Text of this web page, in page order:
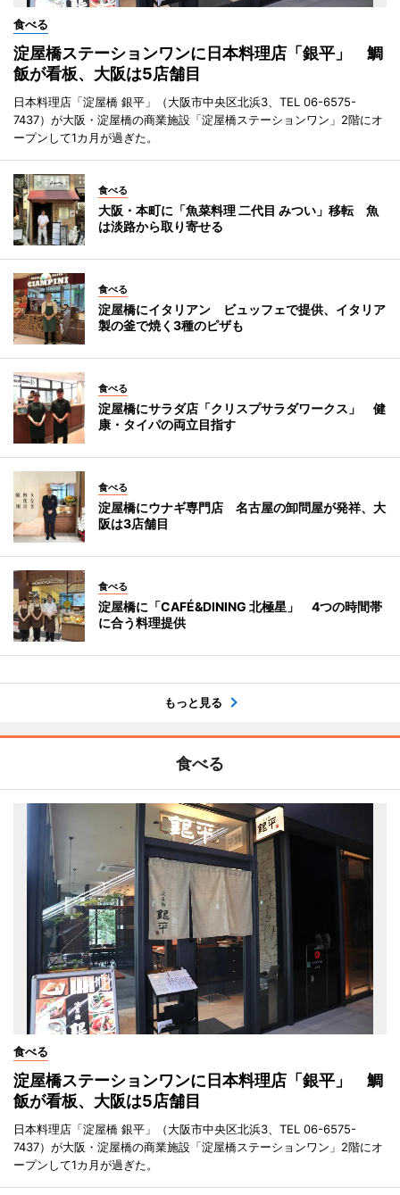
食べる
淀屋橋ステーションワンに日本料理店「銀平」 鯛
飯が看板、大阪は5店舗目
日本料理店「淀屋橋 銀平」（大阪市中央区北浜3、TEL 06-6575-
7437）が大阪・淀屋橋の商業施設「淀屋橋ステーションワン」2階にオ
ープンして1カ月が過ぎた。
食べる
大阪・本町に「魚菜料理 二代目 みつい」移転 魚
は淡路から取り寄せる
食べる
淀屋橋にイタリアン ビュッフェで提供、イタリア
製の釜で焼く3種のピザも
食べる
淀屋橋にサラダ店「クリスプサラダワークス」 健
康・タイパの両立目指す
食べる
淀屋橋にウナギ専門店 名古屋の卸問屋が発祥、大
阪は3店舗目
食べる
淀屋橋に「CAFÉ&DINING 北極星」 4つの時間帯
に合う料理提供
もっと見る
食べる
食べる
淀屋橋ステーションワンに日本料理店「銀平」 鯛
飯が看板、大阪は5店舗目
日本料理店「淀屋橋 銀平」（大阪市中央区北浜3、TEL 06-6575-
7437）が大阪・淀屋橋の商業施設「淀屋橋ステーションワン」2階にオ
ープンして1カ月が過ぎた。